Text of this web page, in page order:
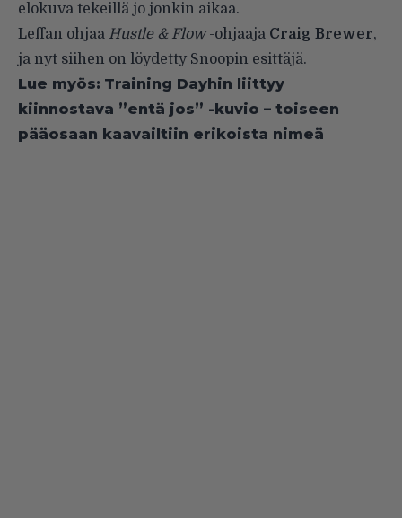
elokuva tekeillä jo jonkin aikaa.
Leffan ohjaa Hustle & Flow-ohjaaja Craig Brewer,
ja nyt siihen on löydetty Snoopin esittäjä.
Lue myös: Training Dayhin liittyy
kiinnostava ”entä jos” -kuvio – toiseen
pääosaan kaavailtiin erikoista nimeä